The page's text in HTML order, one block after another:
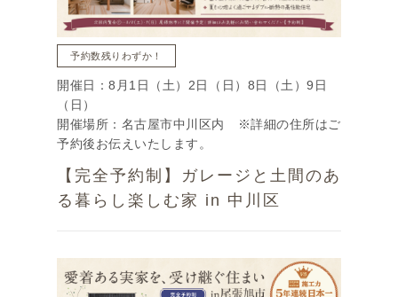
予約数残りわずか！
開催日：8月1日（土）2日（日）8日（土）9日
（日）
開催場所：名古屋市中川区内 ※詳細の住所はご
予約後お伝えいたします。
【完全予約制】ガレージと土間のあ
る暮らし楽しむ家 in 中川区